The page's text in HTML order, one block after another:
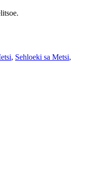
, Sehloeki sa Metsi,